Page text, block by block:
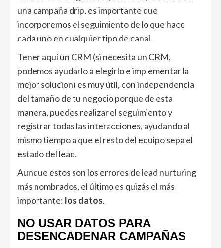
una campaña drip, es importante que
incorporemos el seguimiento de lo que hace
cada uno en cualquier tipo de canal.
Tener aquí un CRM (si necesita un CRM,
podemos ayudarlo a elegirlo e implementar la
mejor solucion) es muy útil, con independencia
del tamaño de tu negocio porque de esta
manera, puedes realizar el seguimiento y
registrar todas las interacciones, ayudando al
mismo tiempo a que el resto del equipo sepa el
estado del lead.
Aunque estos son los errores de lead nurturing
más nombrados, el último es quizás el más
importante: los datos.
NO USAR DATOS PARA
DESENCADENAR CAMPAÑAS